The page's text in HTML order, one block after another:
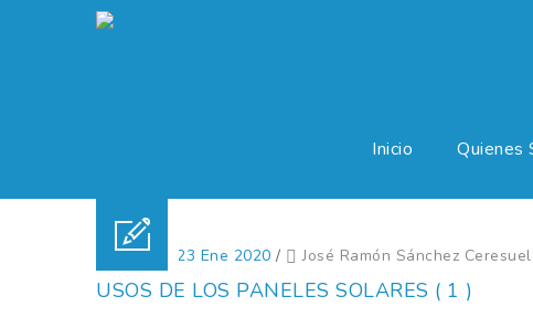
Inicio Quienes
Posted on 23 Ene 2020 / José Ramón Sánchez
USOS DE LOS PANELES SOLARES ( 1 )